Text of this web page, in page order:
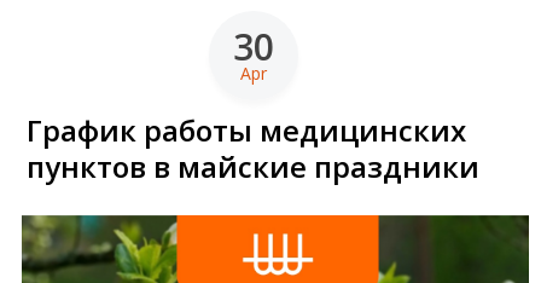
Пациентам
Где сдать
30
Apr
График работы медицинских
пунктов в майские праздники